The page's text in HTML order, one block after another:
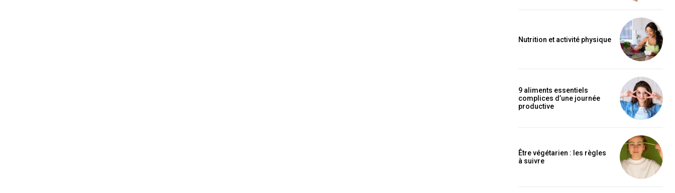
Nutrition et activité physique
9 aliments essentiels
complices d’une journée
productive
Être végétarien : les règles
à suivre